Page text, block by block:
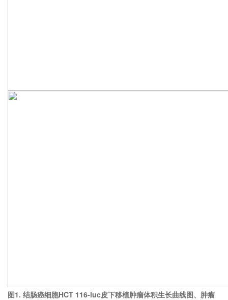
图1. 结肠癌细胞HCT 116-luc皮下移植肿瘤体积生长曲线图、肿瘤